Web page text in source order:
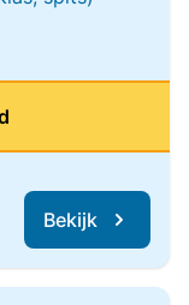
Bekijk